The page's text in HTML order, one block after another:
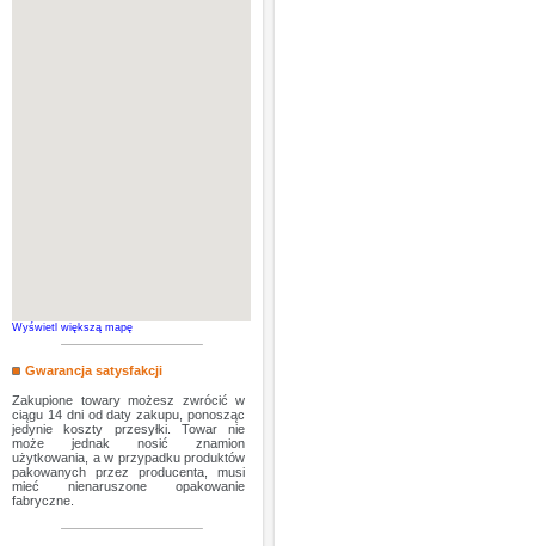
Wyświetl większą mapę
Gwarancja satysfakcji
Zakupione towary możesz zwrócić w
ciągu 14 dni od daty zakupu, ponosząc
jedynie koszty przesyłki. Towar nie
może jednak nosić znamion
użytkowania, a w przypadku produktów
pakowanych przez producenta, musi
mieć nienaruszone opakowanie
fabryczne.